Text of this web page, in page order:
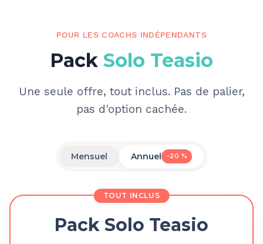
POUR LES COACHS INDÉPENDANTS
Pack Solo Teasio
Une seule offre, tout inclus. Pas de palier,
pas d'option cachée.
Mensuel Annuel −20 %
TOUT INCLUS
Pack Solo Teasio